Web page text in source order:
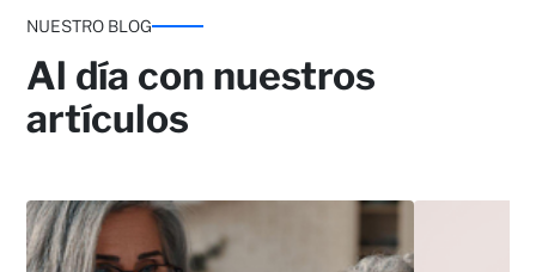
NUESTRO BLOG
Al día con nuestros
artículos